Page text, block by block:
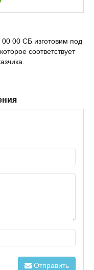
00 СБ изготовим под
соответствует
Отправить